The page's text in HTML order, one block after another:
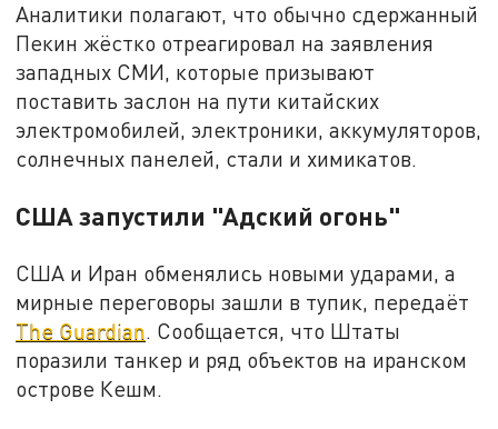
Аналитики полагают, что обычно сдержанный
Пекин жёстко отреагировал на заявления
западных СМИ, которые призывают
поставить заслон на пути китайских
электромобилей, электроники, аккумуляторов,
солнечных панелей, стали и химикатов.
США запустили "Адский огонь"
США и Иран обменялись новыми ударами, а
мирные переговоры зашли в тупик, передаёт
The Guardian. Сообщается, что Штаты
поразили танкер и ряд объектов на иранском
острове Кешм.